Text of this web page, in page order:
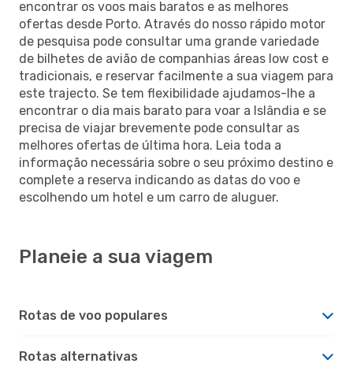
encontrar os voos mais baratos e as melhores
ofertas desde Porto. Através do nosso rápido motor
de pesquisa pode consultar uma grande variedade
de bilhetes de avião de companhias áreas low cost e
tradicionais, e reservar facilmente a sua viagem para
este trajecto. Se tem flexibilidade ajudamos-lhe a
encontrar o dia mais barato para voar a Islândia e se
precisa de viajar brevemente pode consultar as
melhores ofertas de última hora. Leia toda a
informação necessária sobre o seu próximo destino e
complete a reserva indicando as datas do voo e
escolhendo um hotel e um carro de aluguer.
Planeie a sua viagem
Rotas de voo populares
Rotas alternativas